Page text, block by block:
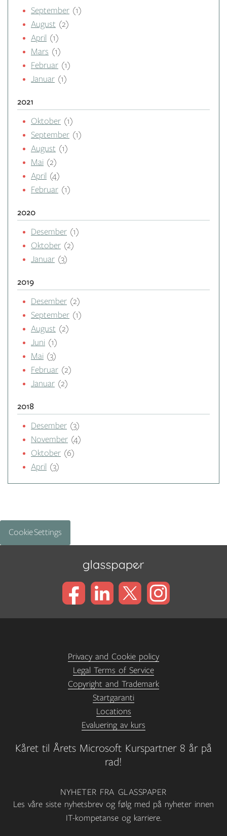
September (1)
August (2)
April
(1)
Mars (1)
Februar (1)
Januar (1)
2021
Oktober (1)
September (1)
August (1)
Mai (2)
April
(4)
Februar (1)
2020
Desember (1)
Oktober (2)
Januar (3)
2019
Desember (2)
September (1)
August (2)
Juni (1)
Mai (3)
Februar (2)
Januar (2)
2018
Desember (3)
November (4)
Oktober (6)
April
(3)
Cookie Settings
Kåret til Årets Microsoft Kurspartner 8 år på
rad!
Privacy and Cookie policy
Legal Terms of Service
Copyright and Trademark
Startgaranti
Locations
Evaluering av kurs
NYHETER FRA GLASSPAPER
Les våre siste nyhetsbrev og følg med på nyheter innen
IT-kompetanse og karriere.